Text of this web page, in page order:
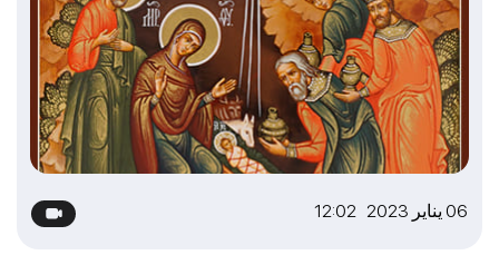
06 يناير 2023 12:02